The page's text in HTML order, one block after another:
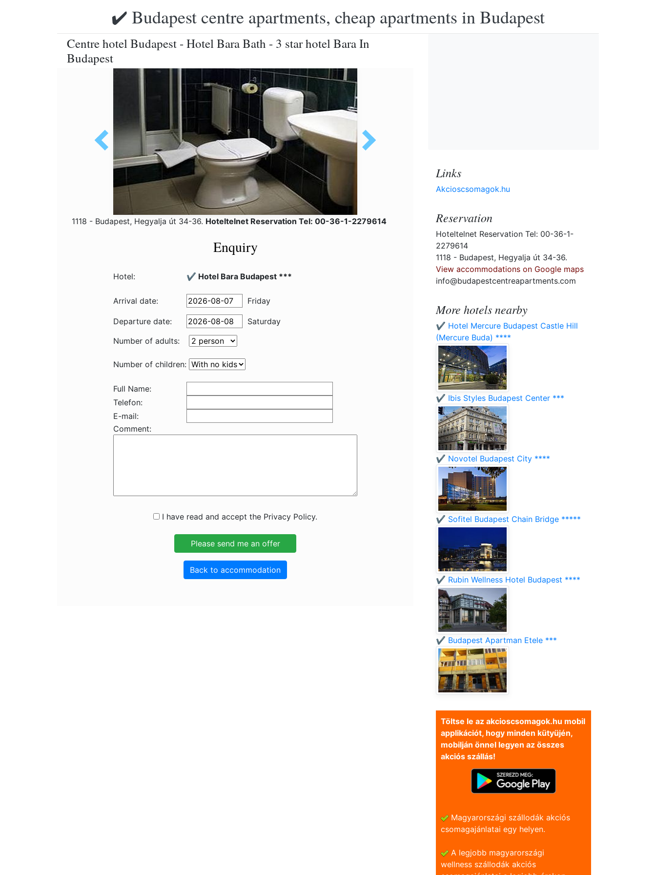
✔️ Budapest centre apartments, cheap apartments in Budapest
Centre hotel Budapest - Hotel Bara Bath - 3 star hotel Bara In
Budapest
1118 - Budapest, Hegyalja út 34-36. Hoteltelnet Reservation Tel: 00-36-1-2279614
Enquiry
Hotel: ✔️ Hotel Bara Budapest ***
Arrival date: Friday
Departure date:
Saturday
Number of adults:
Number of children:
Full Name:
Telefon:
E-mail:
Comment:
I have read and accept the Privacy Policy.
Back to accommodation
Links
Akcioscsomagok.hu
Reservation
Hoteltelnet Reservation Tel: 00-36-1-
2279614
1118 - Budapest, Hegyalja út 34-36.
View accommodations on Google maps
info@budapestcentreapartments.com
More hotels nearby
✔️ Hotel Mercure Budapest Castle Hill
(Mercure Buda) ****
✔️ Ibis Styles Budapest Center ***
✔️ Novotel Budapest City ****
✔️ Sofitel Budapest Chain Bridge *****
✔️ Rubin Wellness Hotel Budapest ****
✔️ Budapest Apartman Etele ***
Töltse le az akcioscsomagok.hu mobil
applikációt, hogy minden kütyüjén,
mobilján önnel legyen az összes
akciós szállás!
Magyarországi szállodák akciós
csomagajánlatai egy helyen.
A legjobb magyarországi
wellness szállodák akciós